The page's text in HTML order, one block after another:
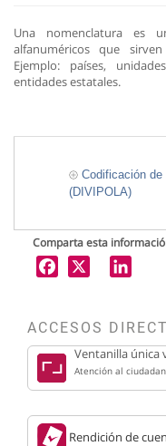
Una nomenclatura es
alfanuméricos que
Ejemplo: países,
entidades estatales.
Codificación
(DIVIPOLA)
Comparta esta
X LinkedIn
ACCESOS
Ventanilla única
Atención al
Rendición de